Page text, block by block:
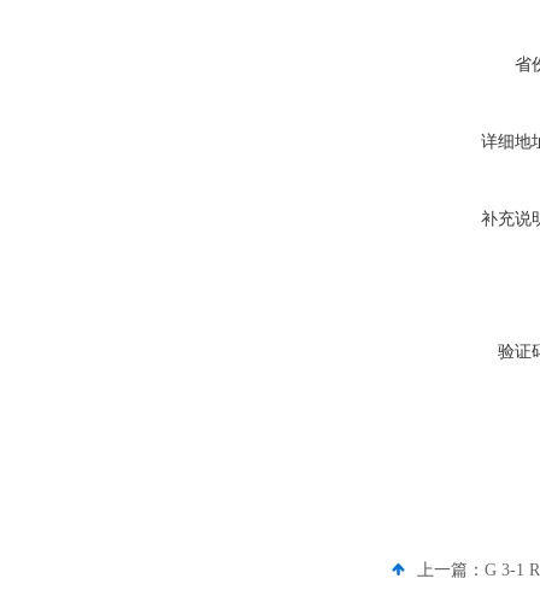
省
详细地
补充说
验证
上一篇： G 3-1